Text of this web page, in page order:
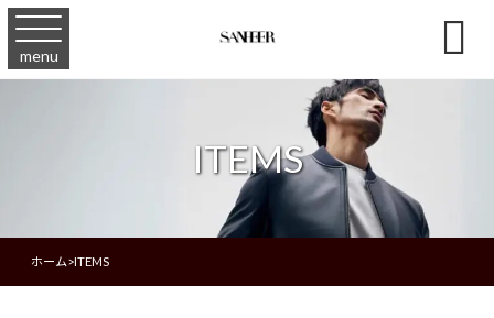
menu 
ITEMS
ホーム>ITEMS